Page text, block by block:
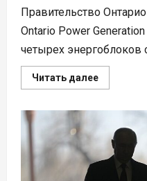
Правительство
Ontario Power
четырех энергоблоков
Читать далееПрочитать
больше
Онтарио
одобрило
проект